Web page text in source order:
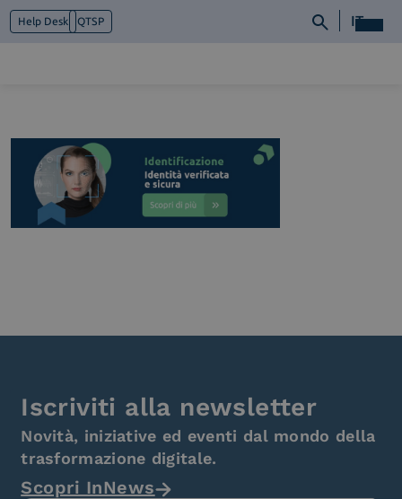
Help Desk QTSP IT
Cosa facciamo
Piattaforme
Industry
News e Media
Iscriviti alla newsletter
Novità, iniziative ed eventi dal mondo della
trasformazione digitale.
Scopri InNews